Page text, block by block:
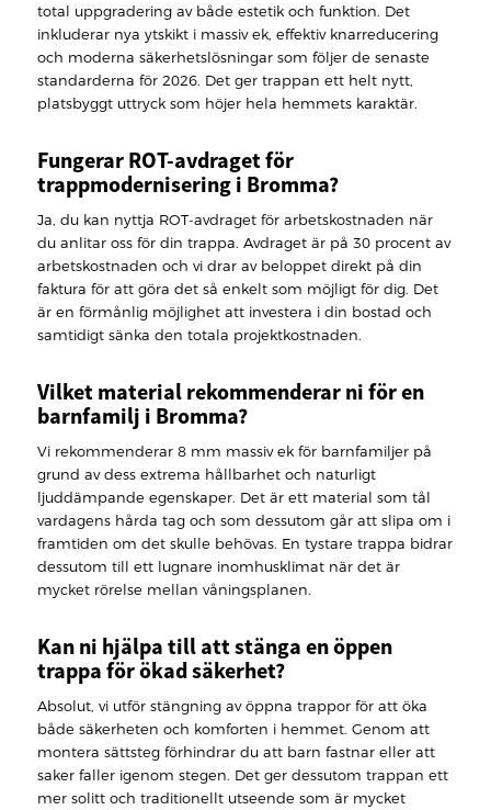
total uppgradering av både estetik och funktion. Det
inkluderar nya ytskikt i massiv ek, effektiv knarreducering
och moderna säkerhetslösningar som följer de senaste
standarderna för 2026. Det ger trappan ett helt nytt,
platsbyggt uttryck som höjer hela hemmets karaktär.
Fungerar ROT-avdraget för
trappmodernisering i Bromma?
Ja, du kan nyttja ROT-avdraget för arbetskostnaden när
du anlitar oss för din trappa. Avdraget är på 30 procent av
arbetskostnaden och vi drar av beloppet direkt på din
faktura för att göra det så enkelt som möjligt för dig. Det
är en förmånlig möjlighet att investera i din bostad och
samtidigt sänka den totala projektkostnaden.
Vilket material rekommenderar ni för en
barnfamilj i Bromma?
Vi rekommenderar 8 mm massiv ek för barnfamiljer på
grund av dess extrema hållbarhet och naturligt
ljuddämpande egenskaper. Det är ett material som tål
vardagens hårda tag och som dessutom går att slipa om i
framtiden om det skulle behövas. En tystare trappa bidrar
dessutom till ett lugnare inomhusklimat när det är
mycket rörelse mellan våningsplanen.
Kan ni hjälpa till att stänga en öppen
trappa för ökad säkerhet?
Absolut, vi utför stängning av öppna trappor för att öka
både säkerheten och komforten i hemmet. Genom att
montera sättsteg förhindrar du att barn fastnar eller att
saker faller igenom stegen. Det ger dessutom trappan ett
mer solitt och traditionellt utseende som är mycket